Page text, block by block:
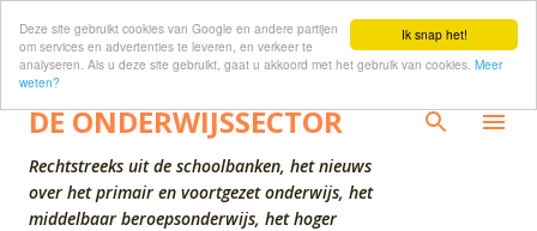
Ik snap het!
Deze site gebruikt cookies van Google en andere partijen
om services en advertenties te leveren, en verkeer te
analyseren. Als u deze site gebruikt, gaat u akkoord met het gebruik van cookies. Meer
weten?
Doorgaan naar hoofdcontent
DE ONDERWIJSSECTOR
Rechtstreeks uit de schoolbanken, het nieuws
over het primair en voortgezet onderwijs, het
middelbaar beroepsonderwijs, het hoger